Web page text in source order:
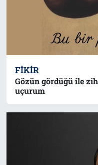
FIKIR
Gözün gördüğü ile
uçurum